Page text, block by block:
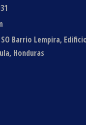
Barrio Lempira,
Honduras